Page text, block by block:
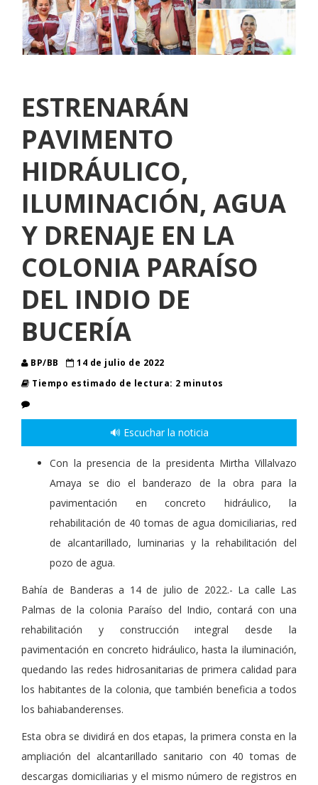
ESTRENARÁN
PAVIMENTO
HIDRÁULICO,
ILUMINACIÓN, AGUA
Y DRENAJE EN LA
COLONIA PARAÍSO
DEL INDIO DE
BUCERÍA
BP/BB
14 de julio de 2022
Tiempo estimado de lectura: 2 minutos
🔊 Escuchar la noticia
Con la presencia de la presidenta Mirtha Villalvazo
Amaya se dio el banderazo de la obra para la
pavimentación en concreto hidráulico, la
rehabilitación de 40 tomas de agua domiciliarias, red
de alcantarillado, luminarias y la rehabilitación del
pozo de agua.
Bahía de Banderas a 14 de julio de 2022.- La calle Las
Palmas de la colonia Paraíso del Indio, contará con una
rehabilitación y construcción integral desde la
pavimentación en concreto hidráulico, hasta la iluminación,
quedando las redes hidrosanitarias de primera calidad para
los habitantes de la colonia, que también beneficia a todos
los bahiabanderenses.
Esta obra se dividirá en dos etapas, la primera consta en la
ampliación del alcantarillado sanitario con 40 tomas de
descargas domiciliarias y el mismo número de registros en